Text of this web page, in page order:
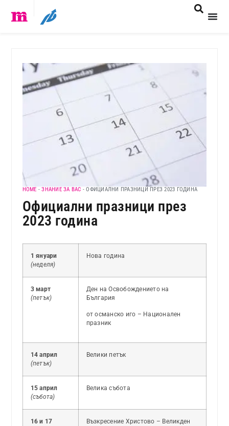
HOME -ЗНАНИЕ ЗА ВАС -ОФИЦИАЛНИ ПРАЗНИЦИ ПРЕЗ 2023 ГОДИНА
Официални празници през
2023 година
1 януари
(неделя)
Нова година
3 март
(петък)
Ден на Освобождението на
България
от османско иго – Национален
празник
14 април
(петък)
Велики петък
15 април
(събота)
Велика събота
16 и 17
Възкресение Христово – Великден